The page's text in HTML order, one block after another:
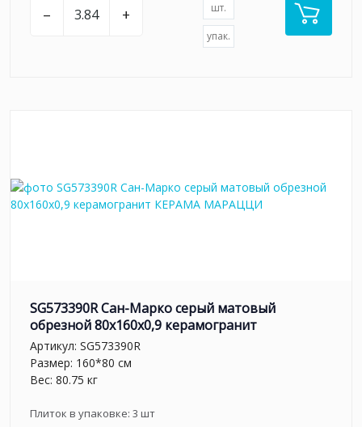
– + шт.
упак.
SG573390R Сан-Марко серый матовый
обрезной 80x160x0,9 керамогранит
Артикул: SG573390R
Размер: 160*80 см
Вес: 80.75 кг
Плиток в упаковке: 3 шт